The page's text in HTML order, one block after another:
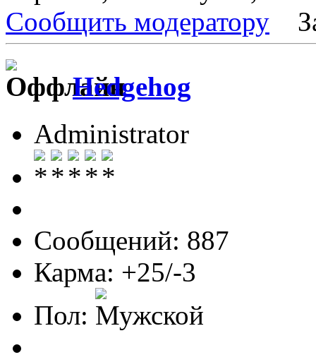
Сообщить модератору
Hedgehog
Administrator
Сообщений: 887
Карма: +25/-3
Пол: